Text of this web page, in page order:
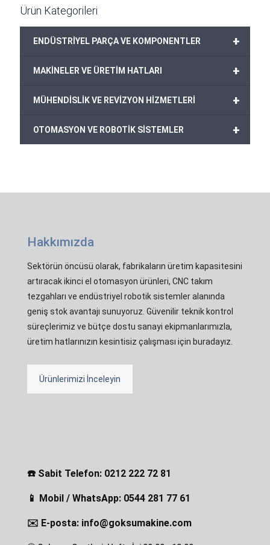
Ürün Kategorileri
+
ENDÜSTRİYEL PARÇA VE KOMPONENTLER
+
MAKİNELER VE ÜRETİM HATLARI
+
MÜHENDİSLİK VE REVİZYON HİZMETLERİ
+
OTOMASYON VE ROBOTİK SİSTEMLER
Hakkımızda
Sektörün öncüsü olarak, fabrikaların üretim kapasitesini
artıracak ikinci el otomasyon ürünleri, CNC takım
tezgahları ve endüstriyel robotik sistemler alanında
geniş stok avantajı sunuyoruz. Güvenilir teknik kontrol
süreçlerimiz ve bütçe dostu sanayi ekipmanlarımızla,
üretim hatlarınızın kesintisiz çalışması için buradayız.
Ürünlerimizi İnceleyin
☎️ Sabit Telefon: 0212 222 72 81
📱 Mobil / WhatsApp: 0544 281 77 61
✉️ E-posta: info@goksumakine.com